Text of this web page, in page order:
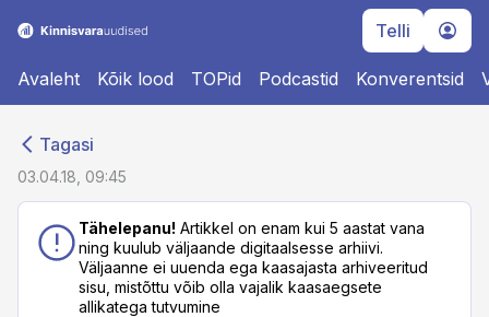
Telli
Avaleht Kõik lood TOPid Podcastid Konverentsid
Tagasi
03.04.18, 09:45
Tähelepanu! Artikkel on enam kui 5 aastat vana
ning kuulub väljaande digitaalsesse arhiivi.
Väljaanne ei uuenda ega kaasajasta arhiveeritud
sisu, mistõttu võib olla vajalik kaasaegsete
allikatega tutvumine